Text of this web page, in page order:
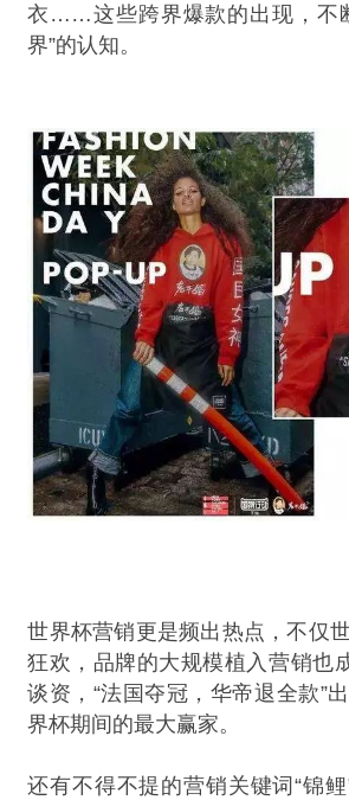
衣……这些跨界爆款的出现，不
界”的认知。
世界杯营销更是频出热点，不仅
狂欢，品牌的大规模植入营销也
谈资，“法国夺冠，华帝退全款”
界杯期间的最大赢家。
还有不得不提的营销关键词“锦